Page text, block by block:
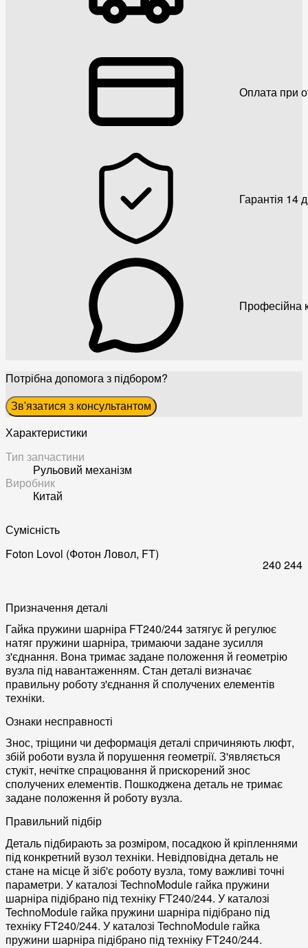
Оплата при
Гарантія 14
Професійна
Потрібна допомога з підбором?
Зв'язатися з консультантом
Характеристики
Тип запчастини
Рульовий механізм
Виробник
Китай
Сумісність
Foton Lovol (Фотон Ловол, FT)
240 244
Призначення деталі
Гайка пружини шарніра FT240/244 затягує й регулює
натяг пружини шарніра, тримаючи задане зусилля
з'єднання. Вона тримає задане положення й геометрію
вузла під навантаженням. Стан деталі визначає
правильну роботу з'єднання й сполучених елементів
техніки.
Ознаки несправності
Знос, тріщини чи деформація деталі спричиняють люфт,
збій роботи вузла й порушення геометрії. З'являється
стукіт, нечітке спрацювання й прискорений знос
сполучених елементів. Пошкоджена деталь не тримає
задане положення й роботу вузла.
Правильний підбір
Деталь підбирають за розміром, посадкою й кріпленнями
під конкретний вузол техніки. Невідповідна деталь не
стане на місце й зіб'є роботу вузла, тому важливі точні
параметри. У каталозі TechnoModule гайка пружини
шарніра підібрано під техніку FT240/244. У каталозі
TechnoModule гайка пружини шарніра підібрано під
техніку FT240/244. У каталозі TechnoModule гайка
пружини шарніра підібрано під техніку FT240/244.